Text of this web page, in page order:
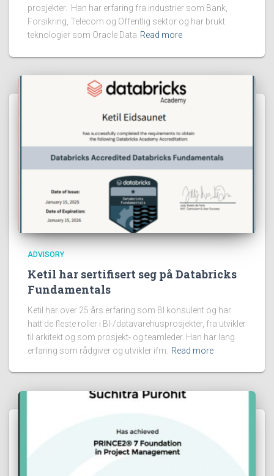
prosjekter. Han har erfaring fra industrier som Bank,
Forsikring, Telecom og Offentlig sektor og har brukt
teknologier som Oracle Data Read more
ADVISORY
Ketil har sertifisert seg på Databricks
Fundamentals
Ketil har over 25 års erfaring som BI konsulent og har
hatt de fleste roller i BI-/datavarehusprosjekter, fra utvikler
til arkitekt og som prosjekt- og teamleder. Han har lang
erfaring som rådgiver og utvikler ifm.
Read more